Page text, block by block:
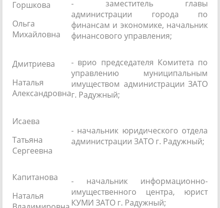
Горшкова
Ольга
Михайловна
- заместитель главы
администрации города по
финансам и экономике, начальник
финансового управления;
Дмитриева
Наталья
Александровна
- врио председателя Комитета по
управлению муниципальным
имуществом администрации ЗАТО
г. Радужный;
Исаева
Татьяна
Сергеевна
- начальник юридического отдела
администрации ЗАТО г. Радужный;
Капитанова
Наталья
- начальник информационно-
имущественного центра, юрист
КУМИ ЗАТО г. Радужный;